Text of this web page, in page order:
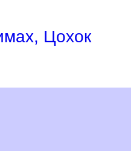
Цохок